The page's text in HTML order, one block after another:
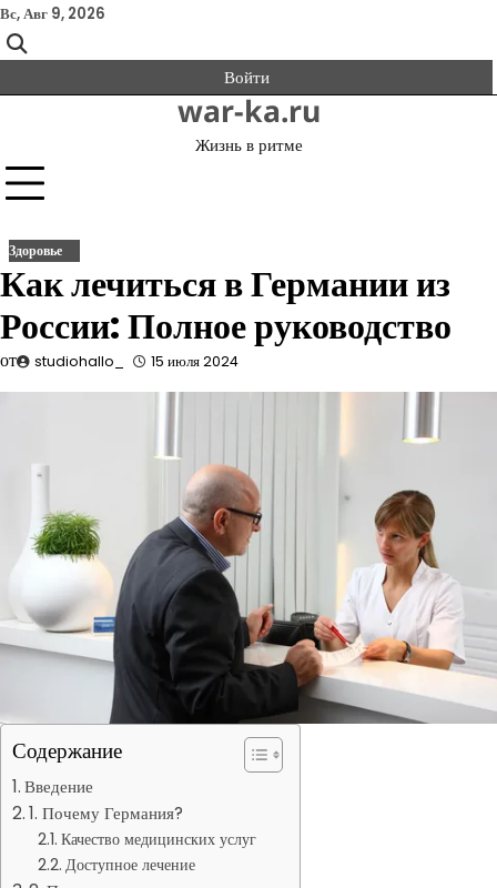
Перейти
к
содержимому
Вс, Авг 9, 2026
Войти
war-ka.ru
Жизнь в ритме
Здоровье
Как лечиться в Германии из
России: Полное руководство
от studiohallo_ 15 июля 2024
Содержание
Введение
1. Почему Германия?
Качество медицинских услуг
Доступное лечение